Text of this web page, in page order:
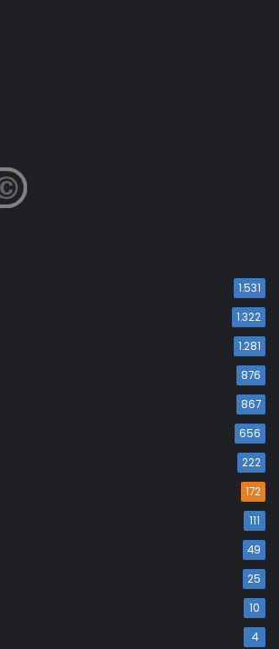
1.531
1.322
1.281
876
867
656
222
172
111
49
25
10
4